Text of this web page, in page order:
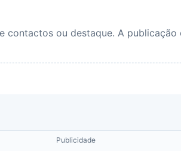
ou destaque. A publicação
Publicidade